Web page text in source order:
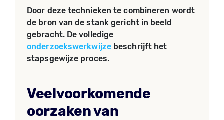
Door deze technieken te combineren wordt
de bron van de stank gericht in beeld
gebracht. De volledige
onderzoekswerkwijzebeschrijft het
stapsgewijze proces.
Veelvoorkomende
oorzaken van